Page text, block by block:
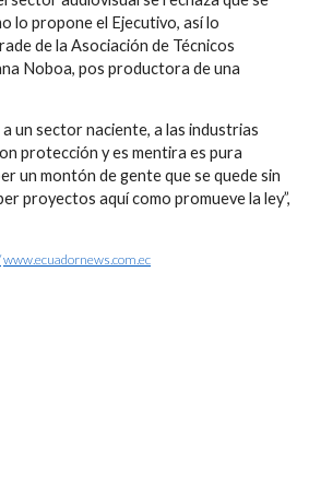
lo propone el Ejecutivo, así lo
de la Asociación de Técnicos
Noboa, pos productora de una
un sector naciente, a las industrias
protección y es mentira es pura
un montón de gente que se quede sin
proyectos aquí como promueve la ley”,
www.ecuadornews.com.ec